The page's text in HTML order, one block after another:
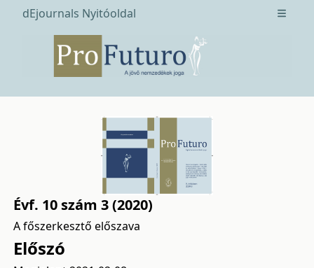
dEjournals Nyitóoldal Open
Évf. 10 szám 3 (2020)
A főszerkesztő előszava
Előszó